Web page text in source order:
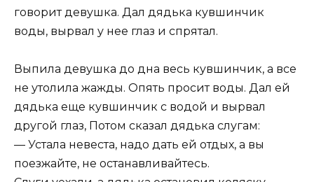
говорит девушка. Дал дядька кувшинчик
воды, вырвал у нее глаз и спрятал.
Выпила девушка до дна весь кувшинчик, а все
не утолила жажды. Опять просит воды. Дал ей
дядька еще кувшинчик с водой и вырвал
другой глаз, Потом сказал дядька слугам:
— Устала невеста, надо дать ей отдых, а вы
поезжайте, не останавливайтесь.